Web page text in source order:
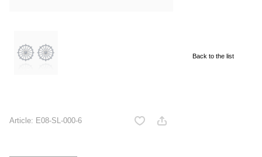
Article: E08-SL-000-6
Back to the list